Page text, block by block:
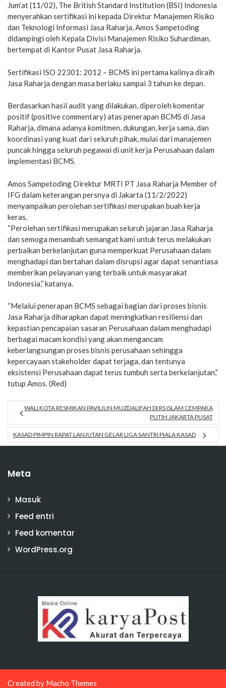
Jum’at (11/02), The British Standard Institution (BSI) Indonesia
menyerahkan sertifikasi ini kepada Direktur Manajemen Risiko
dan Teknologi Informasi Jasa Raharja, Amos Sampetoding
didampingi oleh Kepala Divisi Manajemen Risiko Suhardiman,
bertempat di Kantor Pusat Jasa Raharja.
Sertifikasi ISO 22301: 2012 – BCMS ini pertama kalinya diraih
Jasa Raharja dengan masa berlaku sampai 3 tahun ke depan.
Berdasarkan hasil audit yang dilakukan, diperoleh komentar
positif (positive commentary) atas penerapan BCMS di Jasa
Raharja, dimana adanya komitmen, dukungan, kerja sama, dan
koordinasi yang kuat dari seluruh pihak, mulai dari manajemen
puncak hingga seluruh pegawai di unit kerja Perusahaan dalam
implementasi BCMS.
Amos Sampetoding Direktur MRTI PT Jasa Raharja Member of
IFG dalam keterangan persnya di Jakarta (11/2/2022)
menyampaikan perolehan sertifikasi merupakan buah kerja
keras.
“Perolehan sertifikasi merupakan seluruh jajaran Jasa Raharja
dan semoga menambah semangat kami untuk terus melakukan
perbaikan berkelanjutan guna memperkuat Perusahaan dalam
menghadapi dan bertahan dalam disrupsi agar dapat senantiasa
memberikan pelayanan yang terbaik untuk masyarakat
Indonesia,” katanya.
“Melalui penerapan BCMS sebagai bagian dari proses bisnis
Jasa Raharja diharapkan dapat meningkatkan resiliensi dan
kepastian pencapaian sasaran Perusahaan dalam menghadapi
berbagai macam kondisi yang akan mengancam
keberlangsungan proses bisnis perusahaan sehingga
kepercayaan stakeholder dapat terjaga, dan tentunya
eksistensi Perusahaan dapat terus tumbuh serta berkelanjutan,”
tutup Amos. (Red)
WALI KOTA RESMIKAN PAVILIUN MUZDALIFAH DI RS ISLAM CEMPAKA
PUTIH JAKARTA PUSAT
KASAD PIMPIN RAPAT LANJUTAN GELAR LIGA SANTRI PIALA KASAD
Meta
Masuk
Feed entri
Feed komentar
WordPress.org
Created by Macho Themes